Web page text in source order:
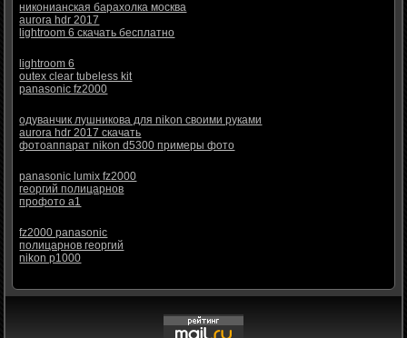
никонианская барахолка москва
aurora hdr 2017
lightroom 6 скачать бесплатно
lightroom 6
outex clear tubeless kit
panasonic fz2000
одуванчик лушникова для nikon своими руками
aurora hdr 2017 скачать
фотоаппарат nikon d5300 примеры фото
panasonic lumix fz2000
георгий полицарнов
профото а1
fz2000 panasonic
полицарнов георгий
nikon p1000